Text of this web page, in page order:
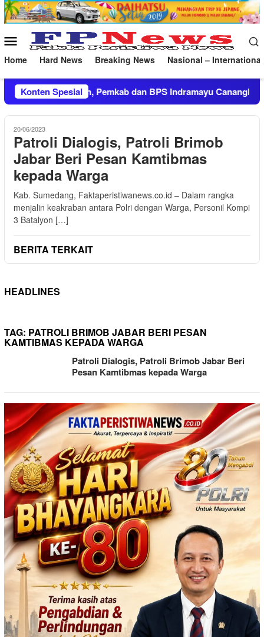
Loncat
ke
Menu
Mobile
Home Hard News Breaking News Nasional – International
Konten Spesial
dan BPS Indramayu Canangkan Program Desa Cantik
20/06/2023
Patroli Dialogis, Patroli Brimob
Jabar Beri Pesan Kamtibmas
kepada Warga
Kab. Sumedang, Faktaperistiwanews.co.id – Dalam rangka
menjalin keakraban antara Polri dengan Warga, Personil Kompi
3 Batalyon […]
BERITA TERKAIT
HEADLINES
TAG: PATROLI BRIMOB JABAR BERI PESAN
KAMTIBMAS KEPADA WARGA
Patroli Dialogis, Patroli Brimob Jabar Beri
Pesan Kamtibmas kepada Warga